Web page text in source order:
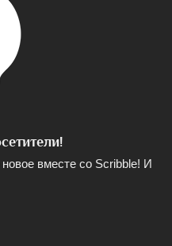
вместе со Scribble! И